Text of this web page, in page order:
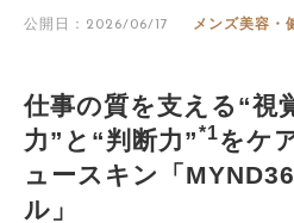
公開日：2026/06/17 メンズ美容・
仕事の質を支える“視
力”と“判断力”*1をケ
ュースキン「
ル」